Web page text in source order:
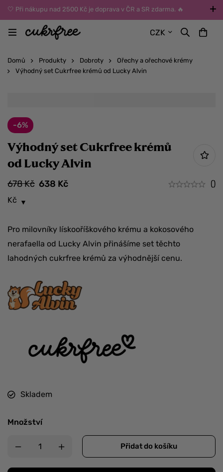
🤍 Při nákupu nad 2500 Kč je doprava v ČR a SR zdarma. 🔥
UPOZORNĚNÍ: Během léta vybírejte dopravu kurýrem nebo do Z-
BOXů umístěných uvnitř budov. Reklamace zboží způsobené
CZK
Domů Produkty Dobroty
Ořechy a ořechové krémy
Výhodný set Cukrfree krémů od Lucky Alvin
-6%
Výhodný set Cukrfree krémů
od Lucky Alvin
678Kč 638 Kč
()
Kč
Pro milovníky lískooříškového krému a kokosového
nerafaella od Lucky Alvin přinášíme set těchto
lahodných cukrfree krémů za výhodnější cenu.
Skladem
Množství
Přidat do košíku